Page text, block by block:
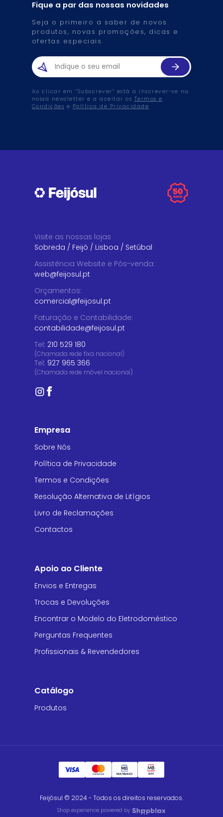
Fique a par das nossas novidades
Seja o primeiro a saber de novos
produtos, novas promoções, dicas e
ofertas especiais.
Ao clicar em “Subscrever” está a inscrever-se na
nossa newsletter e a aceitar os Termos e
Condições e Política de Privacidade.
Visite as nossas lojas
Sobreda / Feijó / Lisboa / Setúbal
Assistência Website e Pós-venda:
web@feijosul.pt
Orçamentos:
comercial@feijosul.pt
Faturação e Contabilidade:
contabilidade@feijosul.pt
Tel: 210 529 180
(Chamada rede fixa nacional)
Tel: 927 965 366
(Chamada rede móvel nacional)
Empresa
Sobre Nós
Política de Privacidade
Termos e Condições
Resolução Alternativa de Litígios
Livro de Reclamações
Contactos
Apoio ao Cliente
Envios e Entregas
Trocas e Devoluções
Encontrar o Modelo do Eletrodoméstico
Perguntas Frequentes
Profissionais & Revendedores
Catálogo
Produtos
Feijósul © 2024 - Todos os direitos reservados.
Shop experience powered by